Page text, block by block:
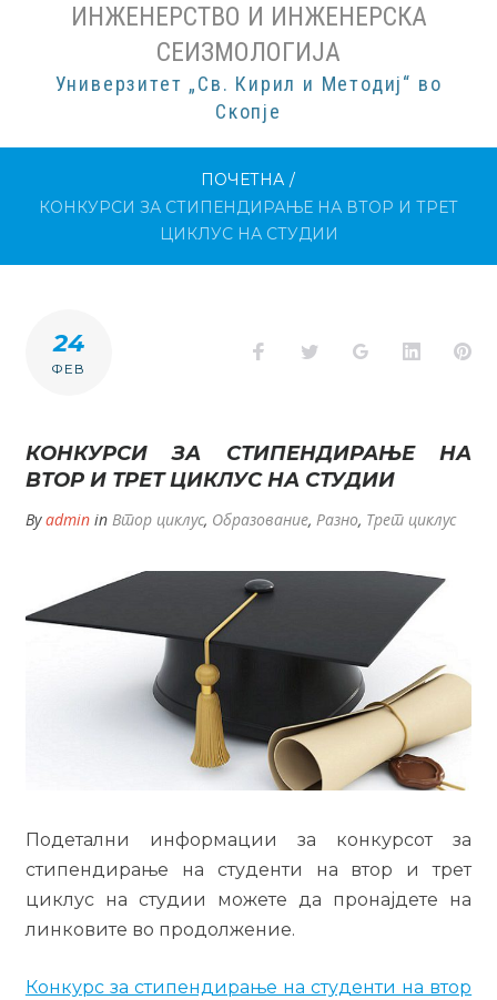
ИНЖЕНЕРСТВО И ИНЖЕНЕРСКА
СЕИЗМОЛОГИЈА
Универзитет „Св. Кирил и Методиј“ во
Скопје
ПОЧЕТНА /
КОНКУРСИ ЗА СТИПЕНДИРАЊЕ НА ВТОР И ТРЕТ
ЦИКЛУС НА СТУДИИ
24
ФЕВ
Facebook
Twitter Google+LinkedIn
КОНКУРСИ ЗА СТИПЕНДИРАЊЕ НА
ВТОР И ТРЕТ ЦИКЛУС НА СТУДИИ
Byadmin in Втор циклус, Образование, Разно, Трет циклус
Подетални информации за конкурсот за
стипендирање на студенти на втор и трет
циклус на студии можете да пронајдете на
линковите во продолжение.
Конкурс за стипендирање на студенти на втор